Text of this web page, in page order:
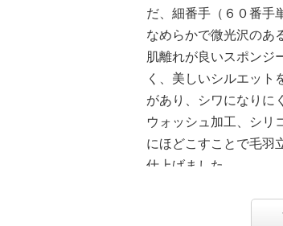
だ、細番手（６０番手
なめらかで微光沢のあ
肌離れが良いスポンジ
く、美しいシルエット
があり、シワになりに
ウォッシュ加工、シリ
にほどこすことで毛羽
仕上げました。
めに設定し、脚長効果